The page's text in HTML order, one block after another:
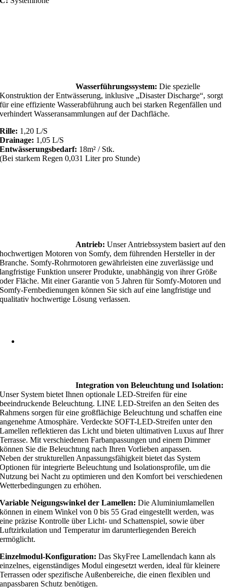
Wasserführungssystem: Die spezielle
Konstruktion der Entwässerung, inklusive „Disaster Discharge“, sorgt
für eine effiziente Wasserabführung auch bei starken Regenfällen und
verhindert Wasseransammlungen auf der Dachfläche.
Rille: 1,20 L/S
Drainage: 1,05 L/S
Entwässerungsbedarf: 18m² / Stk.
(Bei starkem Regen 0,031 Liter pro Stunde)
Antrieb: Unser Antriebssystem basiert auf den
hochwertigen Motoren von Somfy, dem führenden Hersteller in der
Branche. Somfy-Rohrmotoren gewährleisten eine zuverlässige und
langfristige Funktion unserer Produkte, unabhängig von ihrer Größe
oder Fläche. Mit einer Garantie von 5 Jahren für Somfy-Motoren und
Somfy-Fernbedienungen können Sie sich auf eine langfristige und
qualitativ hochwertige Lösung verlassen.
Integration von Beleuchtung und Isolation:
Unser System bietet Ihnen optionale LED-Streifen für eine
beeindruckende Beleuchtung. LINE LED-Streifen an den Seiten des
Rahmens sorgen für eine großflächige Beleuchtung und schaffen eine
angenehme Atmosphäre. Verdeckte SOFT-LED-Streifen unter den
Lamellen reflektieren das Licht und bieten ultimativen Luxus auf Ihrer
Terrasse. Mit verschiedenen Farbanpassungen und einem Dimmer
können Sie die Beleuchtung nach Ihren Vorlieben anpassen.
Neben der strukturellen Anpassungsfähigkeit bietet das System
Optionen für integrierte Beleuchtung und Isolationsprofile, um die
Nutzung bei Nacht zu optimieren und den Komfort bei verschiedenen
Wetterbedingungen zu erhöhen.
Variable Neigungswinkel der Lamellen: Die Aluminiumlamellen
können in einem Winkel von 0 bis 55 Grad eingestellt werden, was
eine präzise Kontrolle über Licht- und Schattenspiel, sowie über
Luftzirkulation und Temperatur im darunterliegenden Bereich
ermöglicht.
Einzelmodul-Konfiguration: Das SkyFree Lamellendach kann als
einzelnes, eigenständiges Modul eingesetzt werden, ideal für kleinere
Terrassen oder spezifische Außenbereiche, die einen flexiblen und
anpassbaren Schutz benötigen.